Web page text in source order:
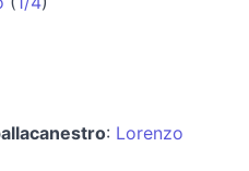
: Lorenzo